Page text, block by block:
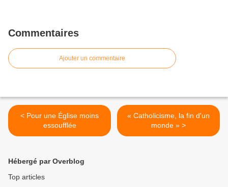
Commentaires
Ajouter un commentaire
< Pour une Église moins
essoufflée
« Catholicisme, la fin d'un
monde » >
Hébergé par Overblog
Top articles